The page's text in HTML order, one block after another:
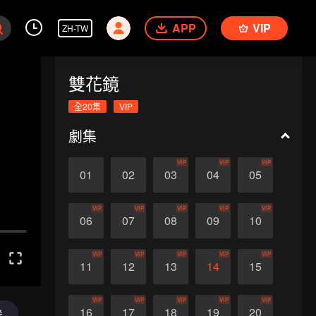
ZH-TW APP VIP
雙花鏡
全20集 VIP
劇集
01 02 03
VIP
04
VIP
05
VIP
06
VIP
07
VIP
08
VIP
09
VIP
10
VIP
11
VIP
12
VIP
13
VIP
14
VIP
15
VIP
16
VIP
17
VIP
18
VIP
19
VIP
20
VIP